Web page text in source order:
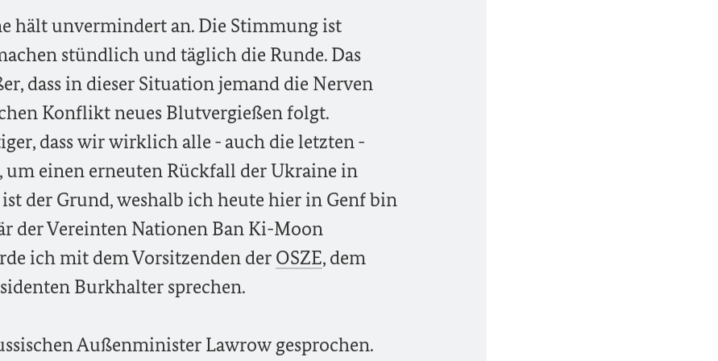
hält unvermindert an. Die Stimmung ist
stündlich und täglich die Runde. Das
dass in dieser Situation jemand die Nerven
Konflikt neues Blutvergießen folgt.
dass wir wirklich alle - auch die letzten -
einen erneuten Rückfall der Ukraine in
der Grund, weshalb ich heute hier in Genf bin
der Vereinten Nationen Ban Ki-Moon
ich mit dem Vorsitzenden der OSZE, dem
Burkhalter sprechen.
Außenminister Lawrow gesprochen.